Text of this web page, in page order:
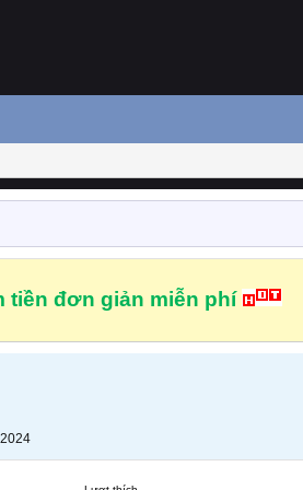
tiền đơn giản miễn phí